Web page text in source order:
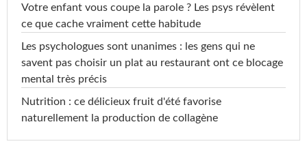
Votre enfant vous coupe la parole ? Les psys révèlent
ce que cache vraiment cette habitude
Les psychologues sont unanimes : les gens qui ne
savent pas choisir un plat au restaurant ont ce blocage
mental très précis
Nutrition : ce délicieux fruit d'été favorise
naturellement la production de collagène